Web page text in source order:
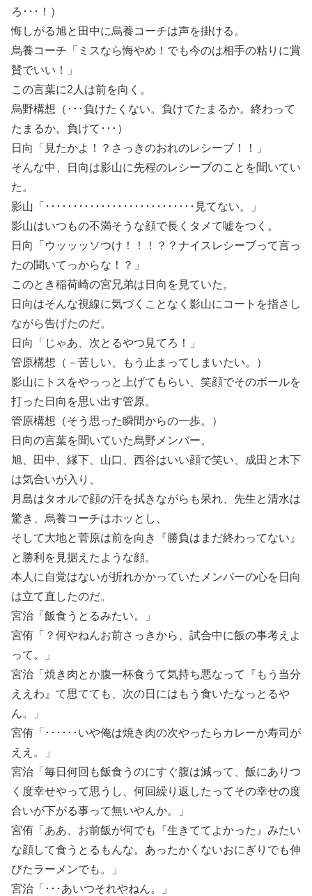
ろ･･･！）
悔しがる旭と田中に烏養コーチは声を掛ける。
烏養コーチ「ミスなら悔やめ！でも今のは相手の粘りに賞
賛でいい！」
この言葉に2人は前を向く。
烏野構想（･･･負けたくない。負けてたまるか。終わって
たまるか。負けて･･･）
日向「見たかよ！？さっきのおれのレシーブ！！」
そんな中、日向は影山に先程のレシーブのことを聞いてい
た。
影山「･･･････････････････････････見てない。」
影山はいつもの不満そうな顔で長くタメて嘘をつく。
日向「ウッッッソつけ！！！？？ナイスレシーブって言っ
たの聞いてっからな！？」
このとき稲荷崎の宮兄弟は日向を見ていた。
日向はそんな視線に気づくことなく影山にコートを指さし
ながら告げたのだ。
日向「じゃあ、次とるやつ見てろ！」
管原構想（－苦しい、もう止まってしまいたい。）
影山にトスをやっっと上げてもらい、笑顔でそのボールを
打った日向を思い出す管原。
管原構想（そう思った瞬間からの一歩。）
日向の言葉を聞いていた烏野メンバー。
旭、田中、縁下、山口、西谷はいい顔で笑い、成田と木下
は気合いが入り、
月島はタオルで顔の汗を拭きながらも呆れ、先生と清水は
驚き、烏養コーチはホッとし、
そして大地と菅原は前を向き『勝負はまだ終わってない』
と勝利を見据えたような顔。
本人に自覚はないが折れかかっていたメンバーの心を日向
は立て直したのだ。
宮治「飯食うとるみたい。」
宮侑「？何やねんお前さっきから、試合中に飯の事考えよ
って。」
宮治「焼き肉とか腹一杯食うて気持ち悪なって『もう当分
ええわ』て思てても、次の日にはもう食いたなっとるや
ん。」
宮侑「･･････いや俺は焼き肉の次やったらカレーか寿司が
ええ。」
宮治「毎日何回も飯食うのにすぐ腹は減って、飯にありつ
く度幸せやって思うし、何回繰り返したってその幸せの度
合いが下がる事って無いやんか。」
宮侑「ああ、お前飯が何でも『生きててよかった』みたい
な顔して食うとるもんな。あったかくないおにぎりでも伸
びたラーメンでも。」
宮治「･･･あいつそれやねん。」